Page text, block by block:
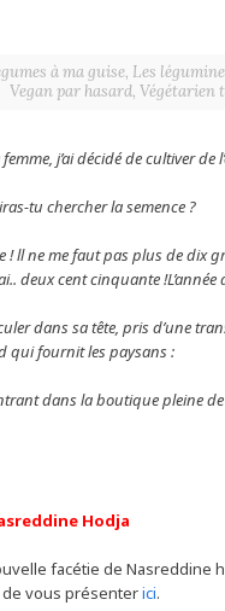
à ma guise, Les
Vegan par hasard, Végétarien
j’ai décidé de cultiver de
tu chercher la semence ?
! ll ne me faut pas plus de
deux cent cinquante !L’année
dans sa tête, pris d’une
qui fournit lespaysans :
dans la boutique pleine
Hodja
facétie de Nasreddine
de vous présenterici.